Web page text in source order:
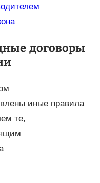
договоры
иные правила
те,